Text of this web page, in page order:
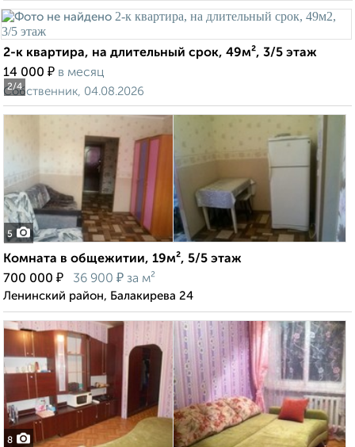
2/4
2-к квартира, на длительный срок, 49м², 3/5 этаж
14 000 ₽ в месяц
Собственник, 04.08.2026
5
Комната в общежитии, 19м², 5/5 этаж
700 000 ₽ 36 900 ₽ за м²
Ленинский район, Балакирева 24
8